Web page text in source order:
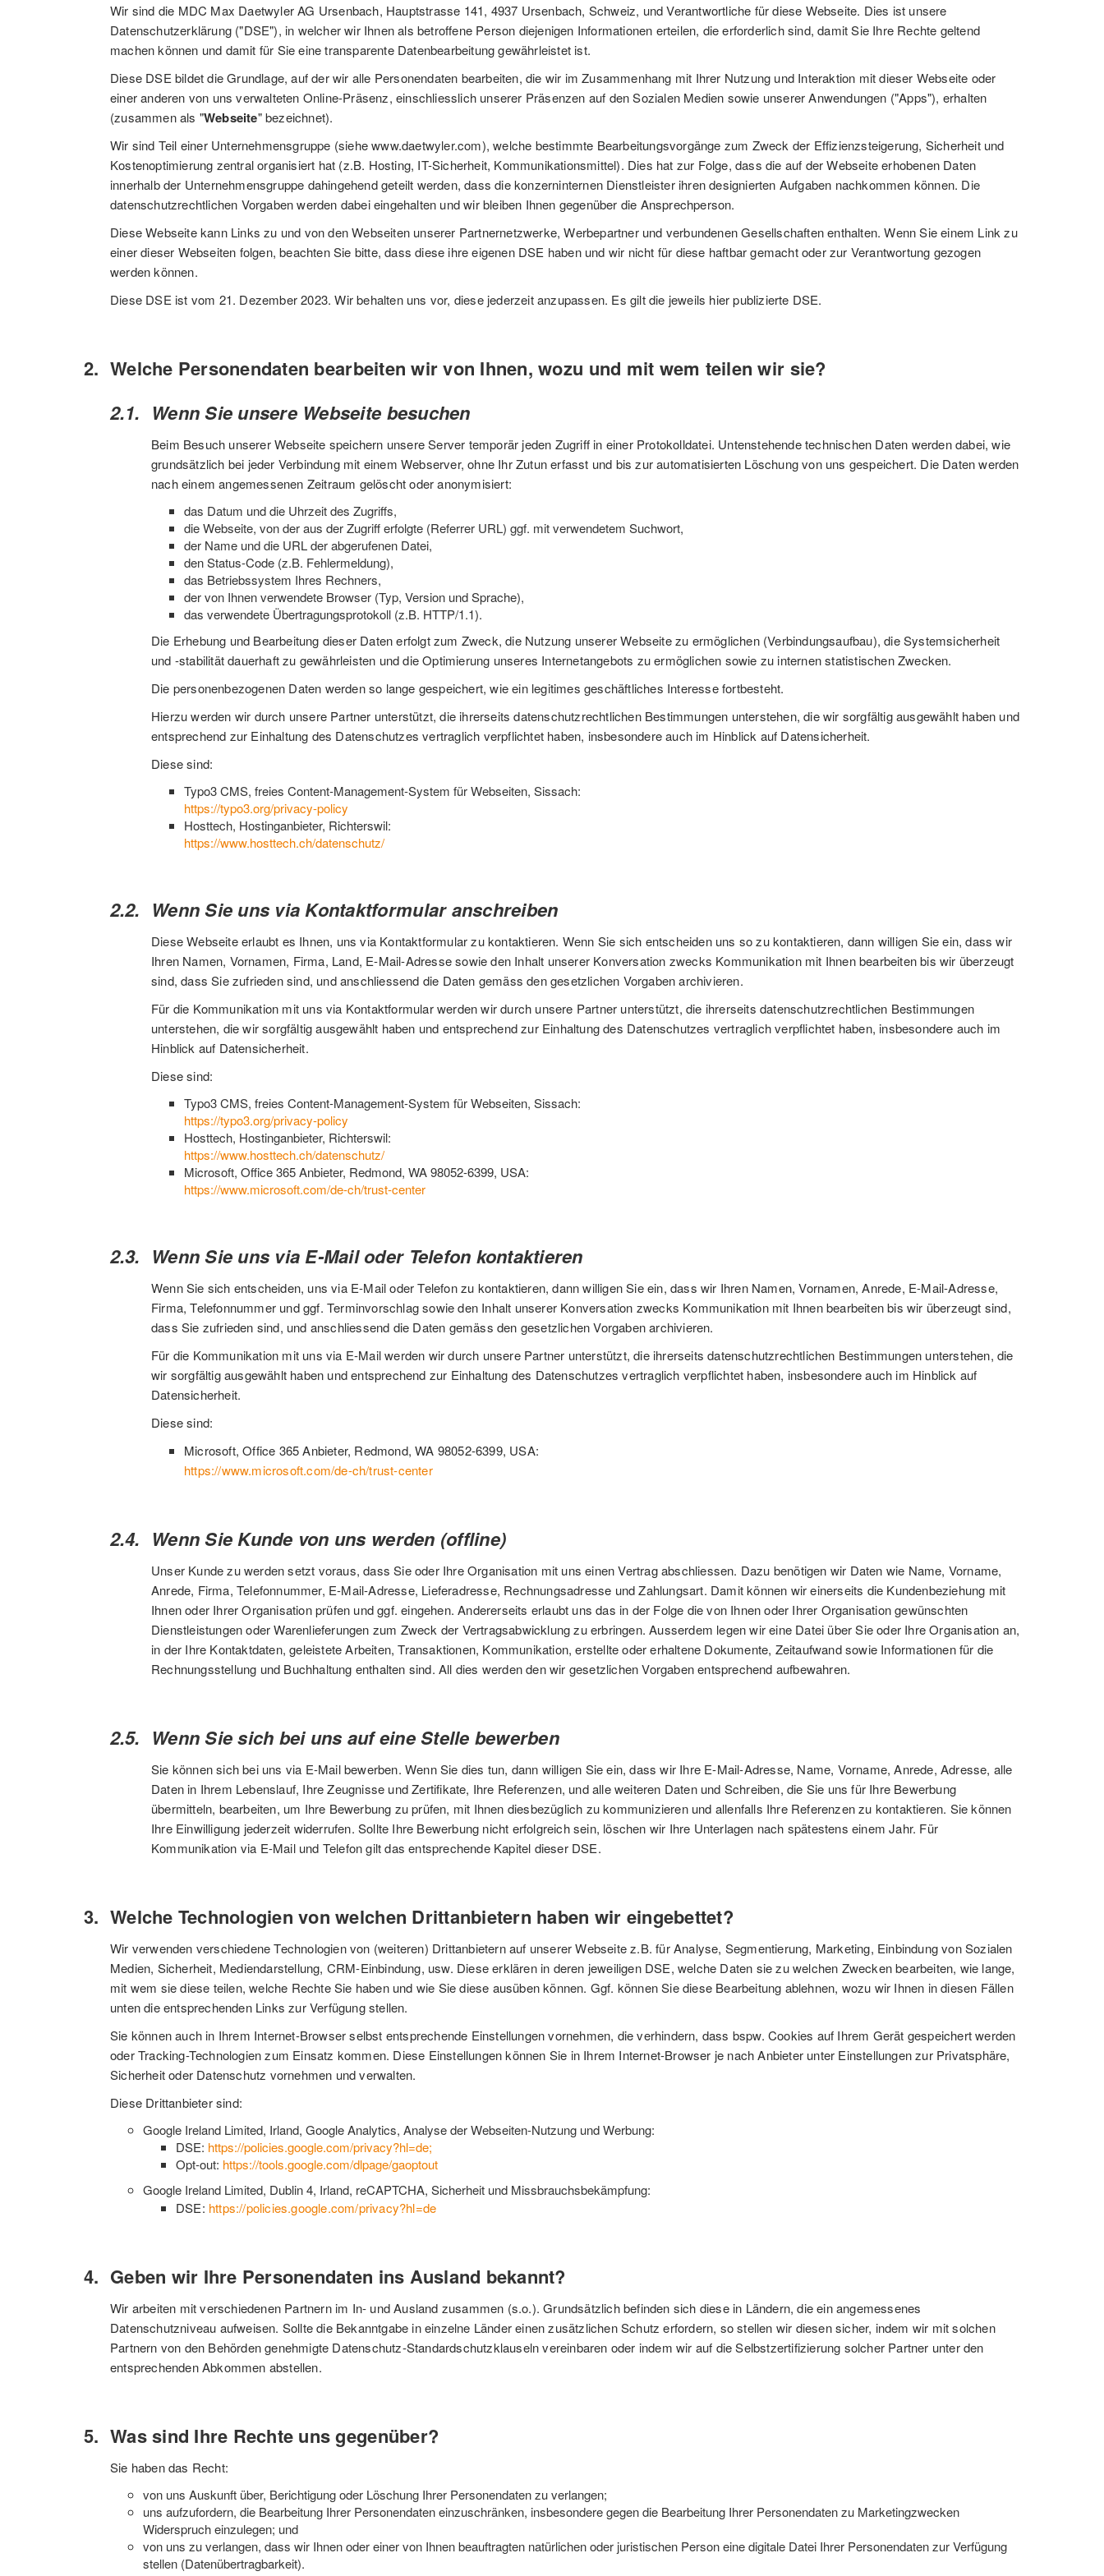
Wir sind die MDC Max Daetwyler AG Ursenbach, Hauptstrasse 141, 4937 Ursenbach, Schweiz, und Verantwortliche für diese Webseite. Dies ist unsere
Datenschutzerklärung ("DSE"), in welcher wir Ihnen als betroffene Person diejenigen Informationen erteilen, die erforderlich sind, damit Sie Ihre Rechte geltend
machen können und damit für Sie eine transparente Datenbearbeitung gewährleistet ist.
Diese DSE bildet die Grundlage, auf der wir alle Personendaten bearbeiten, die wir im Zusammenhang mit Ihrer Nutzung und Interaktion mit dieser Webseite oder
einer anderen von uns verwalteten Online-Präsenz, einschliesslich unserer Präsenzen auf den Sozialen Medien sowie unserer Anwendungen ("Apps"), erhalten
(zusammen als "Webseite" bezeichnet).
Wir sind Teil einer Unternehmensgruppe (siehe www.daetwyler.com), welche bestimmte Bearbeitungsvorgänge zum Zweck der Effizienzsteigerung, Sicherheit und
Kostenoptimierung zentral organisiert hat (z.B. Hosting, IT-Sicherheit, Kommunikationsmittel). Dies hat zur Folge, dass die auf der Webseite erhobenen Daten
innerhalb der Unternehmensgruppe dahingehend geteilt werden, dass die konzerninternen Dienstleister ihren designierten Aufgaben nachkommen können. Die
datenschutzrechtlichen Vorgaben werden dabei eingehalten und wir bleiben Ihnen gegenüber die Ansprechperson.
Diese Webseite kann Links zu und von den Webseiten unserer Partnernetzwerke, Werbepartner und verbundenen Gesellschaften enthalten. Wenn Sie einem Link zu
einer dieser Webseiten folgen, beachten Sie bitte, dass diese ihre eigenen DSE haben und wir nicht für diese haftbar gemacht oder zur Verantwortung gezogen
werden können.
Diese DSE ist vom 21. Dezember 2023. Wir behalten uns vor, diese jederzeit anzupassen. Es gilt die jeweils hier publizierte DSE.
Welche Personendaten bearbeiten wir von Ihnen, wozu und mit wem teilen wir sie?
Wenn Sie unsere Webseite besuchen
Beim Besuch unserer Webseite speichern unsere Server temporär jeden Zugriff in einer Protokolldatei. Untenstehende technischen Daten werden dabei, wie
grundsätzlich bei jeder Verbindung mit einem Webserver, ohne Ihr Zutun erfasst und bis zur automatisierten Löschung von uns gespeichert. Die Daten werden
nach einem angemessenen Zeitraum gelöscht oder anonymisiert:
das Datum und die Uhrzeit des Zugriffs,
die Webseite, von der aus der Zugriff erfolgte (Referrer URL) ggf. mit verwendetem Suchwort,
der Name und die URL der abgerufenen Datei,
den Status-Code (z.B. Fehlermeldung),
das Betriebssystem Ihres Rechners,
der von Ihnen verwendete Browser (Typ, Version und Sprache),
das verwendete Übertragungsprotokoll (z.B. HTTP/1.1).
Die Erhebung und Bearbeitung dieser Daten erfolgt zum Zweck, die Nutzung unserer Webseite zu ermöglichen (Verbindungsaufbau), die Systemsicherheit
und -stabilität dauerhaft zu gewährleisten und die Optimierung unseres Internetangebots zu ermöglichen sowie zu internen statistischen Zwecken.
Die personenbezogenen Daten werden so lange gespeichert, wie ein legitimes geschäftliches Interesse fortbesteht.
Hierzu werden wir durch unsere Partner unterstützt, die ihrerseits datenschutzrechtlichen Bestimmungen unterstehen, die wir sorgfältig ausgewählt haben und
entsprechend zur Einhaltung des Datenschutzes vertraglich verpflichtet haben, insbesondere auch im Hinblick auf Datensicherheit.
Diese sind:
Typo3 CMS, freies Content-Management-System für Webseiten, Sissach:
https://typo3.org/privacy-policy
Hosttech, Hostinganbieter, Richterswil:
https://www.hosttech.ch/datenschutz/
Wenn Sie uns via Kontaktformular anschreiben
Diese Webseite erlaubt es Ihnen, uns via Kontaktformular zu kontaktieren. Wenn Sie sich entscheiden uns so zu kontaktieren, dann willigen Sie ein, dass wir
Ihren Namen, Vornamen, Firma, Land, E-Mail-Adresse sowie den Inhalt unserer Konversation zwecks Kommunikation mit Ihnen bearbeiten bis wir überzeugt
sind, dass Sie zufrieden sind, und anschliessend die Daten gemäss den gesetzlichen Vorgaben archivieren.
Für die Kommunikation mit uns via Kontaktformular werden wir durch unsere Partner unterstützt, die ihrerseits datenschutzrechtlichen Bestimmungen
unterstehen, die wir sorgfältig ausgewählt haben und entsprechend zur Einhaltung des Datenschutzes vertraglich verpflichtet haben, insbesondere auch im
Hinblick auf Datensicherheit.
Diese sind:
Typo3 CMS, freies Content-Management-System für Webseiten, Sissach:
https://typo3.org/privacy-policy
Hosttech, Hostinganbieter, Richterswil:
https://www.hosttech.ch/datenschutz/
Microsoft, Office 365 Anbieter, Redmond, WA 98052-6399, USA:
https://www.microsoft.com/de-ch/trust-center
Wenn Sie uns via E-Mail oder Telefon kontaktieren
Wenn Sie sich entscheiden, uns via E-Mail oder Telefon zu kontaktieren, dann willigen Sie ein, dass wir Ihren Namen, Vornamen, Anrede, E-Mail-Adresse,
Firma, Telefonnummer und ggf. Terminvorschlag sowie den Inhalt unserer Konversation zwecks Kommunikation mit Ihnen bearbeiten bis wir überzeugt sind,
dass Sie zufrieden sind, und anschliessend die Daten gemäss den gesetzlichen Vorgaben archivieren.
Für die Kommunikation mit uns via E-Mail werden wir durch unsere Partner unterstützt, die ihrerseits datenschutzrechtlichen Bestimmungen unterstehen, die
wir sorgfältig ausgewählt haben und entsprechend zur Einhaltung des Datenschutzes vertraglich verpflichtet haben, insbesondere auch im Hinblick auf
Datensicherheit.
Diese sind:
Microsoft, Office 365 Anbieter, Redmond, WA 98052-6399, USA:
https://www.microsoft.com/de-ch/trust-center
Wenn Sie Kunde von uns werden (offline)
Unser Kunde zu werden setzt voraus, dass Sie oder Ihre Organisation mit uns einen Vertrag abschliessen. Dazu benötigen wir Daten wie Name, Vorname,
Anrede, Firma, Telefonnummer, E-Mail-Adresse, Lieferadresse, Rechnungsadresse und Zahlungsart. Damit können wir einerseits die Kundenbeziehung mit
Ihnen oder Ihrer Organisation prüfen und ggf. eingehen. Andererseits erlaubt uns das in der Folge die von Ihnen oder Ihrer Organisation gewünschten
Dienstleistungen oder Warenlieferungen zum Zweck der Vertragsabwicklung zu erbringen. Ausserdem legen wir eine Datei über Sie oder Ihre Organisation an,
in der Ihre Kontaktdaten, geleistete Arbeiten, Transaktionen, Kommunikation, erstellte oder erhaltene Dokumente, Zeitaufwand sowie Informationen für die
Rechnungsstellung und Buchhaltung enthalten sind. All dies werden den wir gesetzlichen Vorgaben entsprechend aufbewahren.
Wenn Sie sich bei uns auf eine Stelle bewerben
Sie können sich bei uns via E-Mail bewerben. Wenn Sie dies tun, dann willigen Sie ein, dass wir Ihre E-Mail-Adresse, Name, Vorname, Anrede, Adresse, alle
Daten in Ihrem Lebenslauf, Ihre Zeugnisse und Zertifikate, Ihre Referenzen, und alle weiteren Daten und Schreiben, die Sie uns für Ihre Bewerbung
übermitteln, bearbeiten, um Ihre Bewerbung zu prüfen, mit Ihnen diesbezüglich zu kommunizieren und allenfalls Ihre Referenzen zu kontaktieren. Sie können
Ihre Einwilligung jederzeit widerrufen. Sollte Ihre Bewerbung nicht erfolgreich sein, löschen wir Ihre Unterlagen nach spätestens einem Jahr. Für
Kommunikation via E-Mail und Telefon gilt das entsprechende Kapitel dieser DSE.
Welche Technologien von welchen Drittanbietern haben wir eingebettet?
Wir verwenden verschiedene Technologien von (weiteren) Drittanbietern auf unserer Webseite z.B. für Analyse, Segmentierung, Marketing, Einbindung von Sozialen
Medien, Sicherheit, Mediendarstellung, CRM-Einbindung, usw. Diese erklären in deren jeweiligen DSE, welche Daten sie zu welchen Zwecken bearbeiten, wie lange,
mit wem sie diese teilen, welche Rechte Sie haben und wie Sie diese ausüben können. Ggf. können Sie diese Bearbeitung ablehnen, wozu wir Ihnen in diesen Fällen
unten die entsprechenden Links zur Verfügung stellen.
Sie können auch in Ihrem Internet-Browser selbst entsprechende Einstellungen vornehmen, die verhindern, dass bspw. Cookies auf Ihrem Gerät gespeichert werden
oder Tracking-Technologien zum Einsatz kommen. Diese Einstellungen können Sie in Ihrem Internet-Browser je nach Anbieter unter Einstellungen zur Privatsphäre,
Sicherheit oder Datenschutz vornehmen und verwalten.
Diese Drittanbieter sind:
Google Ireland Limited, Irland, Google Analytics, Analyse der Webseiten-Nutzung und Werbung:
DSE: https://policies.google.com/privacy?hl=de;
Opt-out: https://tools.google.com/dlpage/gaoptout
Google Ireland Limited, Dublin 4, Irland, reCAPTCHA, Sicherheit und Missbrauchsbekämpfung:
DSE: https://policies.google.com/privacy?hl=de
Geben wir Ihre Personendaten ins Ausland bekannt?
Wir arbeiten mit verschiedenen Partnern im In- und Ausland zusammen (s.o.). Grundsätzlich befinden sich diese in Ländern, die ein angemessenes
Datenschutzniveau aufweisen. Sollte die Bekanntgabe in einzelne Länder einen zusätzlichen Schutz erfordern, so stellen wir diesen sicher, indem wir mit solchen
Partnern von den Behörden genehmigte Datenschutz-Standardschutzklauseln vereinbaren oder indem wir auf die Selbstzertifizierung solcher Partner unter den
entsprechenden Abkommen abstellen.
Was sind Ihre Rechte uns gegenüber?
Sie haben das Recht:
von uns Auskunft über, Berichtigung oder Löschung Ihrer Personendaten zu verlangen;
uns aufzufordern, die Bearbeitung Ihrer Personendaten einzuschränken, insbesondere gegen die Bearbeitung Ihrer Personendaten zu Marketingzwecken
Widerspruch einzulegen; und
von uns zu verlangen, dass wir Ihnen oder einer von Ihnen beauftragten natürlichen oder juristischen Person eine digitale Datei Ihrer Personendaten zur Verfügung
stellen (Datenübertragbarkeit).